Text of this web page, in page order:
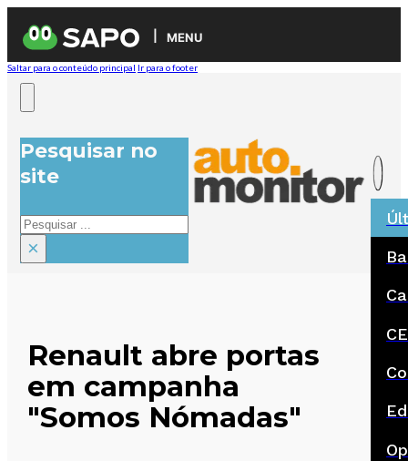
MENU
Saltar para o conteúdo principal Ir para o footer
Pesquisar no
site
Pesquisar
×
Renault abre portas
em campanha
"Somos Nómadas"